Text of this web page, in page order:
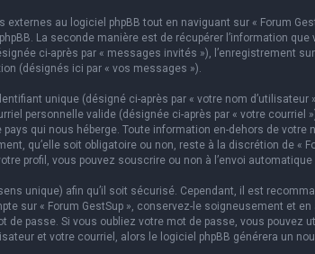
au logiciel phpBB tout en naviguant sur « Forum
La seconde manière est de récupérer l’information
ci-après par « messages invités »), l’enregistrement
(désignés ici par « vos messages »).
unique (désigné ci-après par « votre nom
personnelle valide (désignée ci-après par « votre
qui nous héberge. Toute information en-dehors de
qu’elle soit obligatoire ou non, reste à la discrétion de
profil, vous pouvez souscrire ou non à l’envoi
unique) afin qu’il soit sécurisé. Cependant, il est
sur « Forum GestSup », conservez-le soigneusement et
passe. Si vous oubliez votre mot de passe, vous pouvez
et votre courriel, alors le logiciel phpBB générera un